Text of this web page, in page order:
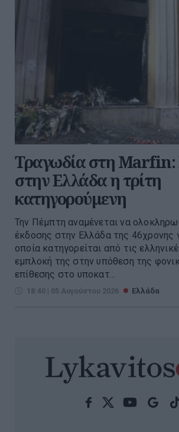
Τραγωδία στη Marfin:
στην Ελλάδα η τρίτη
κατηγορούμενη
Την Πέμπτη αναμένεται να
έκδοσης στην Ελλάδα της 46χρονης
οποία κατηγορείται από τις
εμπλοκή της στην υπόθεση της
επίθεσης στο υποκατ...
18:40 | 05 Αυγούστου 2026 Ελλάδα